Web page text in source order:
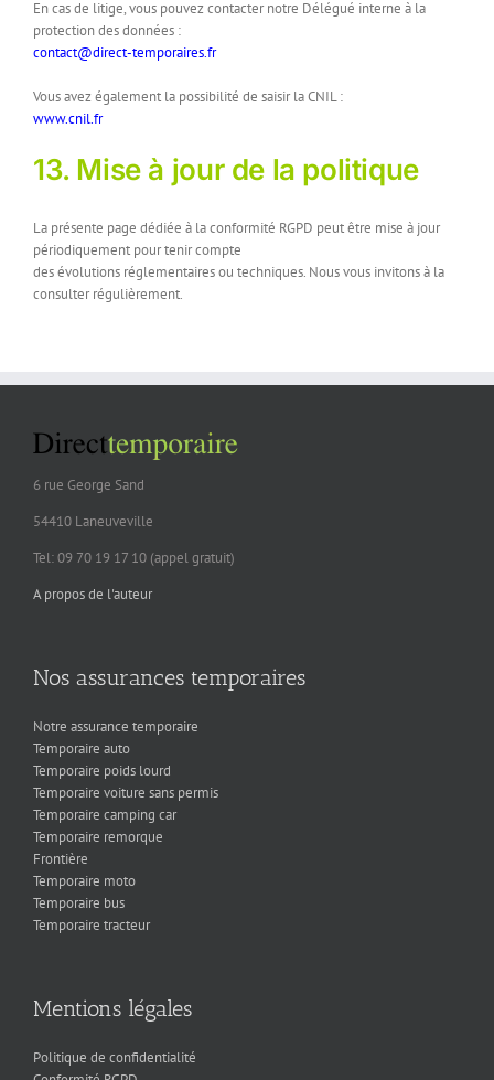
En cas de litige, vous pouvez contacter notre Délégué interne à la
protection des données :
contact@direct-temporaires.fr
Vous avez également la possibilité de saisir la CNIL :
www.cnil.fr
13. Mise à jour de la politique
La présente page dédiée à la conformité RGPD peut être mise à jour
périodiquement pour tenir compte
des évolutions réglementaires ou techniques. Nous vous invitons à la
consulter régulièrement.
6 rue George Sand
54410 Laneuveville
Tel: 09 70 19 17 10 (appel gratuit)
A propos de l'auteur
Nos assurances temporaires
Notre assurance temporaire
Temporaire auto
Temporaire poids lourd
Temporaire voiture sans permis
Temporaire camping car
Temporaire remorque
Frontière
Temporaire moto
Temporaire bus
Temporaire tracteur
Mentions légales
Politique de confidentialité